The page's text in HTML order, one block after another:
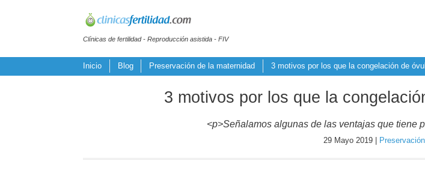
Clínicas de fertilidad - Reproducción asistida - FIV
Inicio Blog Preservación de la maternidad 3 motivos por los que la congelación de
3 motivos por los que la
<p>Señalamos algunas de las ventajas que tiene
29 Mayo 2019 |